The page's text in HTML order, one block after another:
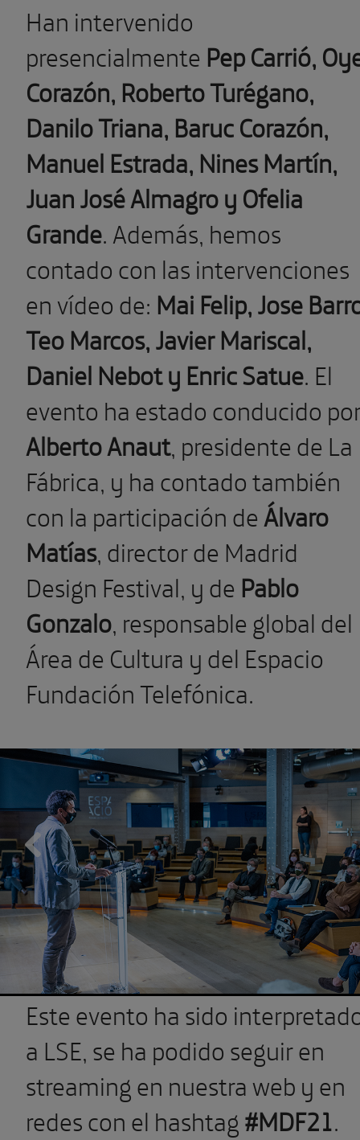
Han intervenido
presencialmente Pep Carrió,
Corazón, Roberto Turégano,
Danilo Triana, Baruc Corazón,
Manuel Estrada, Nines Martín,
Juan José Almagro y Ofelia
Grande. Además, hemos
contado con las intervenciones
en vídeo de: Mai Felip, Jose
Teo Marcos, Javier Mariscal,
Daniel Nebot y Enric Satue. El
evento ha estado conducido
Alberto Anaut, presidente de La
Fábrica, y ha contado también
con la participación deÁlvaro
Matías, director de Madrid
Design Festival, y de Pablo
Gonzalo, responsable global del
Área de Cultura y del Espacio
Fundación Telefónica.
Previous
Este evento ha sido
a LSE, se ha podido seguir en
streaming en nuestra web y en
redes con el hashtag#MDF21.